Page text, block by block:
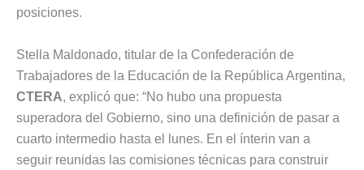
posiciones.
Stella Maldonado, titular de la Confederación de
Trabajadores de la Educación de la República Argentina,
CTERA, explicó que: “No hubo una propuesta
superadora del Gobierno, sino una definición de pasar a
cuarto intermedio hasta el lunes. En el ínterin van a
seguir reunidas las comisiones técnicas para construir